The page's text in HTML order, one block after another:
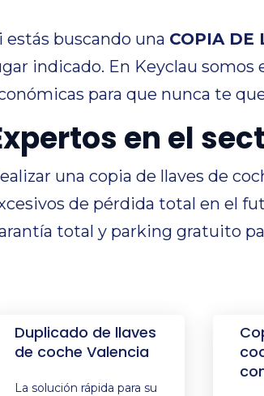
estás buscando una COPIA DE
indicado. En Keyclau somos
para que nunca te
en el
una copia de llaves de
de pérdida total en el
total y parking gratuito
Duplicado de llaves
de coche Valencia
La solución rápida para su